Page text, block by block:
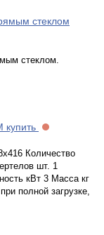
стеклом
стеклом.
Количество
шт. 1
кВт 3 Масса кг
полной загрузке,